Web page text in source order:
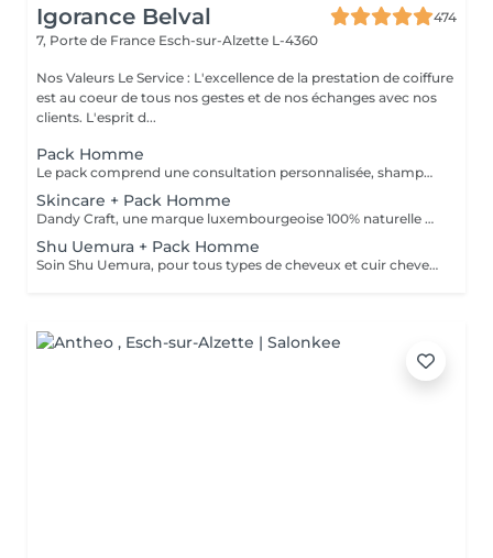
Igorance Belval
474
7, Porte de France Esch-sur-Alzette L-4360
Nos Valeurs Le Service : L'excellence de la prestation de coiffure
est au coeur de tous nos gestes et de nos échanges avec nos
clients. L'esprit d...
Pack Homme
Le pack comprend une consultation personnalisée, shampooing et conditionneur spécifiques STATEMENT, la coupe IGORANCE (finitions sur cheveux secs ) et les produits de styling STATEMENT * Tarifs à titre indicatifs à confirmer après la consultation personnalisée établit auprès de votre coiffeur/stylist/spécialiste * La direction se réserve le droit d’apporter des modifications pour le bon fonctionnement du salon
Skincare + Pack Homme
Dandy Craft, une marque luxembourgeoise 100% naturelle de soins du visage. Soin du visage, nettoyant à base de jus d'aloe vera et de ginseng, exfoliant à la vitamine C, crème hydratante au beurre de karité. + Pack Homme
Shu Uemura + Pack Homme
Soin Shu Uemura, pour tous types de cheveux et cuir chevelu + Pack Homme